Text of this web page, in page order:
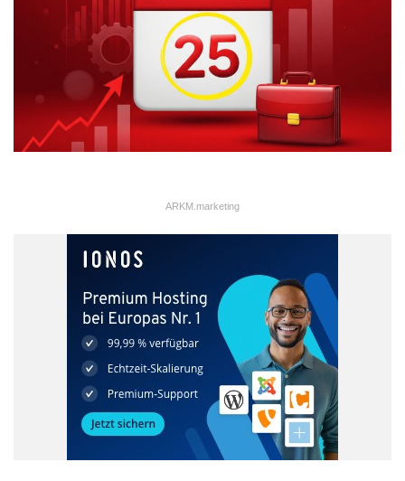
Quelle der Fotos: suxeedo.de
Als Sieger des Manufacturing Digital Marketing Awards
Unternehmens. Zusätzlich dürfen sich die Sieger über ein Award
Zertifikat freuen, dass auf allen digitalen Kanälen genutzt werden
Manufacturing Digital Marketing Award
Teilnahme Unternehmen
ARKM.marketing